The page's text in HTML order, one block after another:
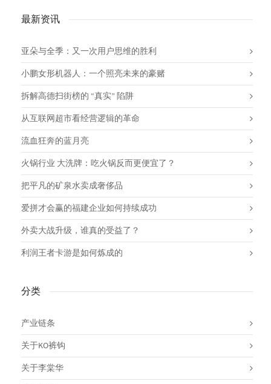
最新资讯
亚朵与全季：又一次用户思维的胜利
小鹏女形机器人：一个照亮未来的豪赌
拆解高德扫街榜的 “真实” 陷阱
从互联网超市看经营逻辑的革命
流血狂奔的蓝月亮
火锅行业 大洗牌：吃火锅反而更便宜了？
把平凡的矿泉水卖成奢侈品
爱拼才会赢的福建企业如何持续成功
外卖大战升级，谁真的受益了？
利润王者卡游是如何炼成的
分类
产业链条
关于KO裤钩
关于李棠华